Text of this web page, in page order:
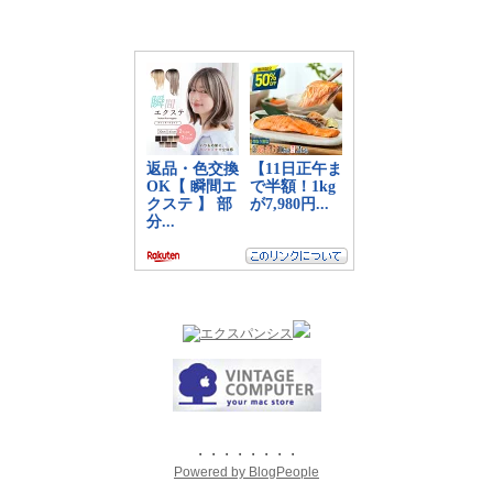
・・・・・・・・
Powered by BlogPeople